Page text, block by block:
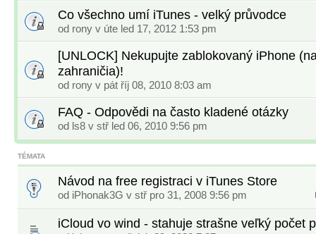
Co všechno umí iTunes - velký průvodce
od rony v úte led 17, 2012 1:53 pm
[UNLOCK] Nekupujte zablokovaný iPhone
zahraničia)!
od rony v pát říj 08, 2010 8:03 am
FAQ - Odpovědi na často kladené otázky
od ls8 v stř led 06, 2010 9:56 pm
TÉMATA
Návod na free registraci v iTunes Store
od iPhonak3G v stř pro 31, 2008 9:56 pm
iCloud vo wind - stahuje strašne veľký počet